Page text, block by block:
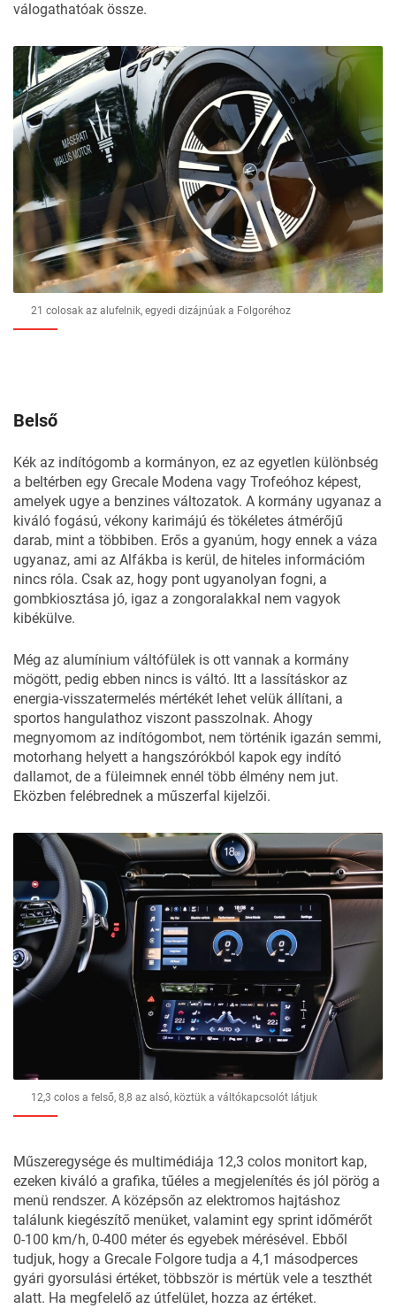
válogathatóak össze.
21 colosak az alufelnik, egyedi dizájnúak a Folgoréhoz
Belső
Kék az indítógomb a kormányon, ez az egyetlen különbség
a beltérben egy Grecale Modena vagy Trofeóhoz képest,
amelyek ugye a benzines változatok. A kormány ugyanaz a
kiváló fogású, vékony karimájú és tökéletes átmérőjű
darab, mint a többiben. Erős a gyanúm, hogy ennek a váza
ugyanaz, ami az Alfákba is kerül, de hiteles információm
nincs róla. Csak az, hogy pont ugyanolyan fogni, a
gombkiosztása jó, igaz a zongoralakkal nem vagyok
kibékülve.
Még az alumínium váltófülek is ott vannak a kormány
mögött, pedig ebben nincs is váltó. Itt a lassításkor az
energia-visszatermelés mértékét lehet velük állítani, a
sportos hangulathoz viszont passzolnak. Ahogy
megnyomom az indítógombot, nem történik igazán semmi,
motorhang helyett a hangszórókból kapok egy indító
dallamot, de a füleimnek ennél több élmény nem jut.
Eközben felébrednek a műszerfal kijelzői.
12,3 colos a felső, 8,8 az alsó, köztük a váltókapcsolót látjuk
Műszeregysége és multimédiája 12,3 colos monitort kap,
ezeken kiváló a grafika, tűéles a megjelenítés és jól pörög a
menü rendszer. A középsőn az elektromos hajtáshoz
találunk kiegészítő menüket, valamint egy sprint időmérőt
0-100 km/h, 0-400 méter és egyebek mérésével. Ebből
tudjuk, hogy a Grecale Folgore tudja a 4,1 másodperces
gyári gyorsulási értéket, többször is mértük vele a teszthét
alatt. Ha megfelelő az útfelület, hozza az értéket.